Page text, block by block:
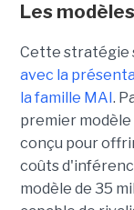
Les
Cette stratégie
avec la
la famille MAI .
premier
conçu pour
coûts
modèle de 35